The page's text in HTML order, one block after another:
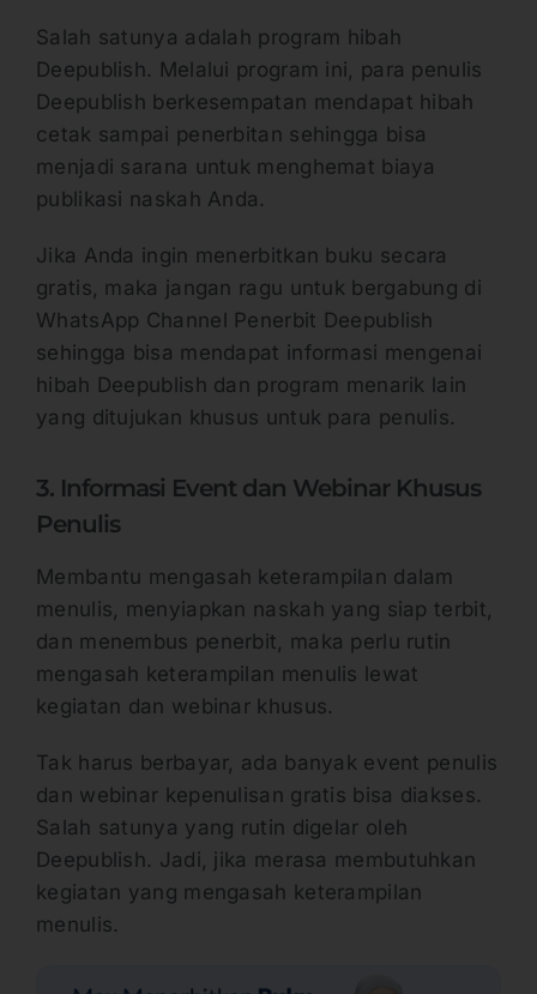
Salah satunya adalah program hibah
Deepublish. Melalui program ini, para penulis
Deepublish berkesempatan mendapat hibah
cetak sampai penerbitan sehingga bisa
menjadi sarana untuk menghemat biaya
publikasi naskah Anda.
Jika Anda ingin menerbitkan buku secara
gratis, maka jangan ragu untuk bergabung di
WhatsApp Channel Penerbit Deepublish
sehingga bisa mendapat informasi mengenai
hibah Deepublish dan program menarik lain
yang ditujukan khusus untuk para penulis.
3. Informasi Event dan Webinar Khusus
Penulis
Membantu mengasah keterampilan dalam
menulis, menyiapkan naskah yang siap terbit,
dan menembus penerbit, maka perlu rutin
mengasah keterampilan menulis lewat
kegiatan dan webinar khusus.
Tak harus berbayar, ada banyak event penulis
dan webinar kepenulisan gratis bisa diakses.
Salah satunya yang rutin digelar oleh
Deepublish. Jadi, jika merasa membutuhkan
kegiatan yang mengasah keterampilan
menulis.